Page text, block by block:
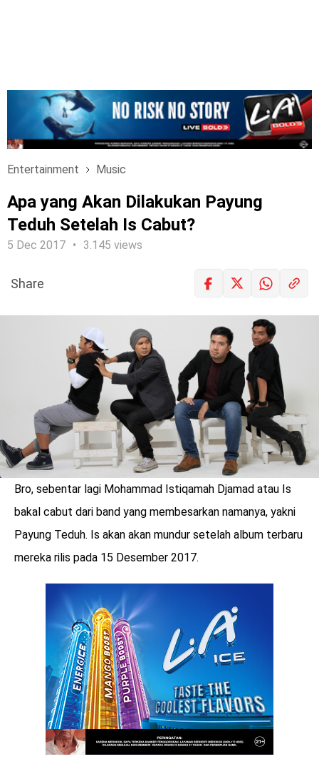
Entertainment Music
Apa yang Akan Dilakukan Payung
Teduh Setelah Is Cabut?
5 Dec 2017 3.145 views
menarik
LOGIN
Share
Bro, sebentar lagi Mohammad Istiqamah Djamad atau Is
bakal cabut dari band yang membesarkan namanya, yakni
Payung Teduh. Is akan akan mundur setelah album terbaru
mereka rilis pada 15 Desember 2017.